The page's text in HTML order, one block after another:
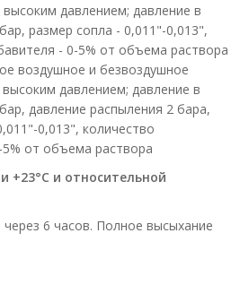
давлением; давление в
размер сопла - 0,011"-0,013",
- 0-5% от объема раствора
воздушное и безвоздушное
давлением; давление в
давление распыления 2 бара,
0,013", количество
от объема раствора
+23°С и относительной
6 часов. Полное высыхание